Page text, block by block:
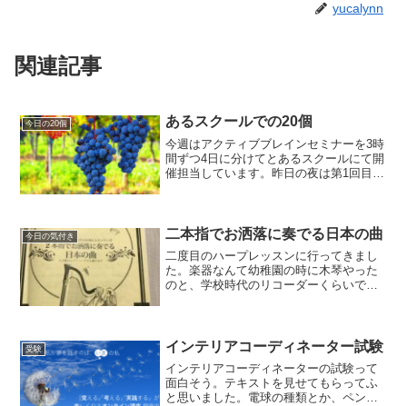
yucalynn
関連記事
今日の20個 あるスクールでの20個
今週はアクティブブレインセミナーを3時
間ずつ4日に分けてとあるスクールにて開
催担当しています。昨日の夜は第1回目の
６．マクドナルド...
今日の気付き 二本指でお洒落に奏でる日本の曲
二度目のハープレッスンに行ってきまし
た。楽器なんて幼稚園の時に木琴やった
のと、学校時代のリコーダーくらいで、
れ？楽譜は？」「あ！ごめん...
受験 インテリアコーディネーター試験
インテリアコーディネーターの試験って
面白そう。テキストを見せてもらってふ
と思いました。電球の種類とか、ペンキ